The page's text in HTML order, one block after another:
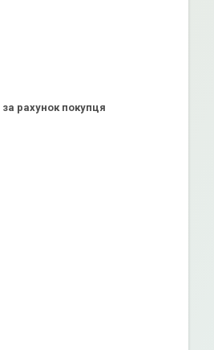
за рахунок покупця